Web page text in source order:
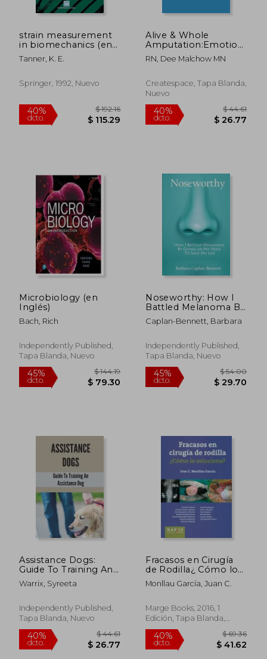
$ 150.50 $
strain measurement
in biomechanics (en
Inglés)
Tanner, K. E.
Springer, 1992, Nuevo
40%
dcto. $ 115.29
Alive & Whole
Amputation:Emotional
Recovery
RN, Dee Malchow MN
Createspace, Tapa Blanda,
Nuevo
40%
dcto. $
Microbiology (en
Inglés)
Bach, Rich
Independently Published,
Tapa Blanda, Nuevo
45% $ 144.19
Noseworthy: How I
Battled Melanoma By
Giving Up My Nose To
Save My Life (en
Caplan-Bennett, Barbara
Independently Published,
Tapa Blanda, Nuevo
45% $
Assistance Dogs:
Guide To Training An
Assistance Dog:
Owner Training An
Inglés)
Warrix, Syreeta
Independently Published,
Tapa Blanda, Nuevo
Fracasos en Cirugía
de Rodilla¿ Cómo lo
Soluciono?
Monllau García, Juan C.
Marge Books, 2016, 1
Edición, Tapa Blanda,
Nuevo